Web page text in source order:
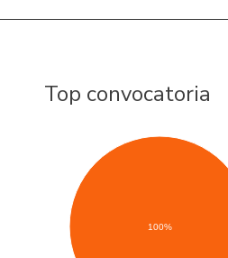
Top convocatoria
100%